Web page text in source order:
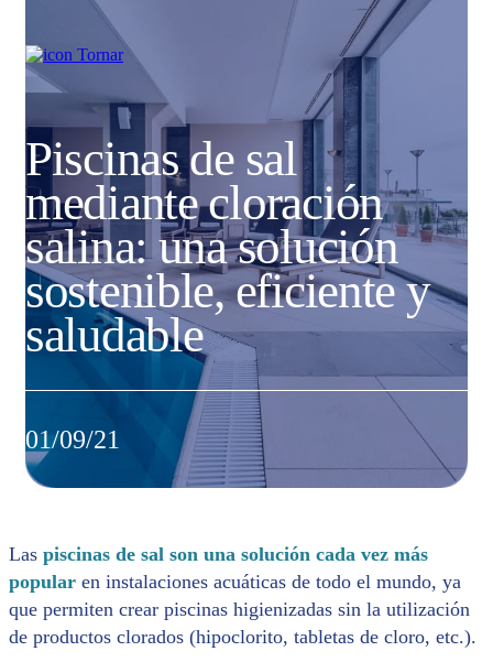
Tornar
Piscinas de sal
mediante cloración
salina: una solución
sostenible, eficiente y
saludable
01/09/21
Las piscinas de sal son una solución cada vez más
popular en instalaciones acuáticas de todo el mundo, ya
que permiten crear piscinas higienizadas sin la utilización
de productos clorados (hipoclorito, tabletas de cloro, etc.).